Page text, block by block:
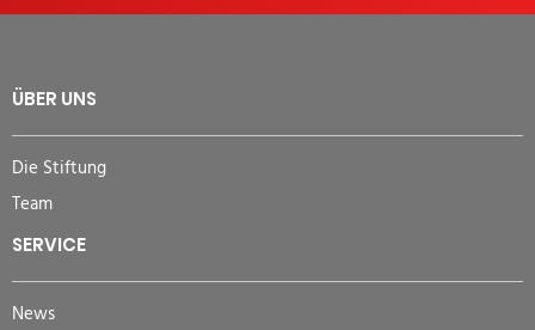
ÜBER UNS
Die Stiftung
Team
SERVICE
News